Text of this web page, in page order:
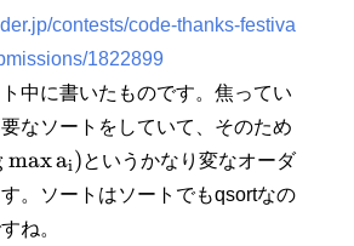
contests/code-thanks-festiva
1822899
中に書いたものです。焦ってい
なソートをしていて、そのため
maxai)というかなり変なオーダ
。ソートはソートでもqsortなの
ね。